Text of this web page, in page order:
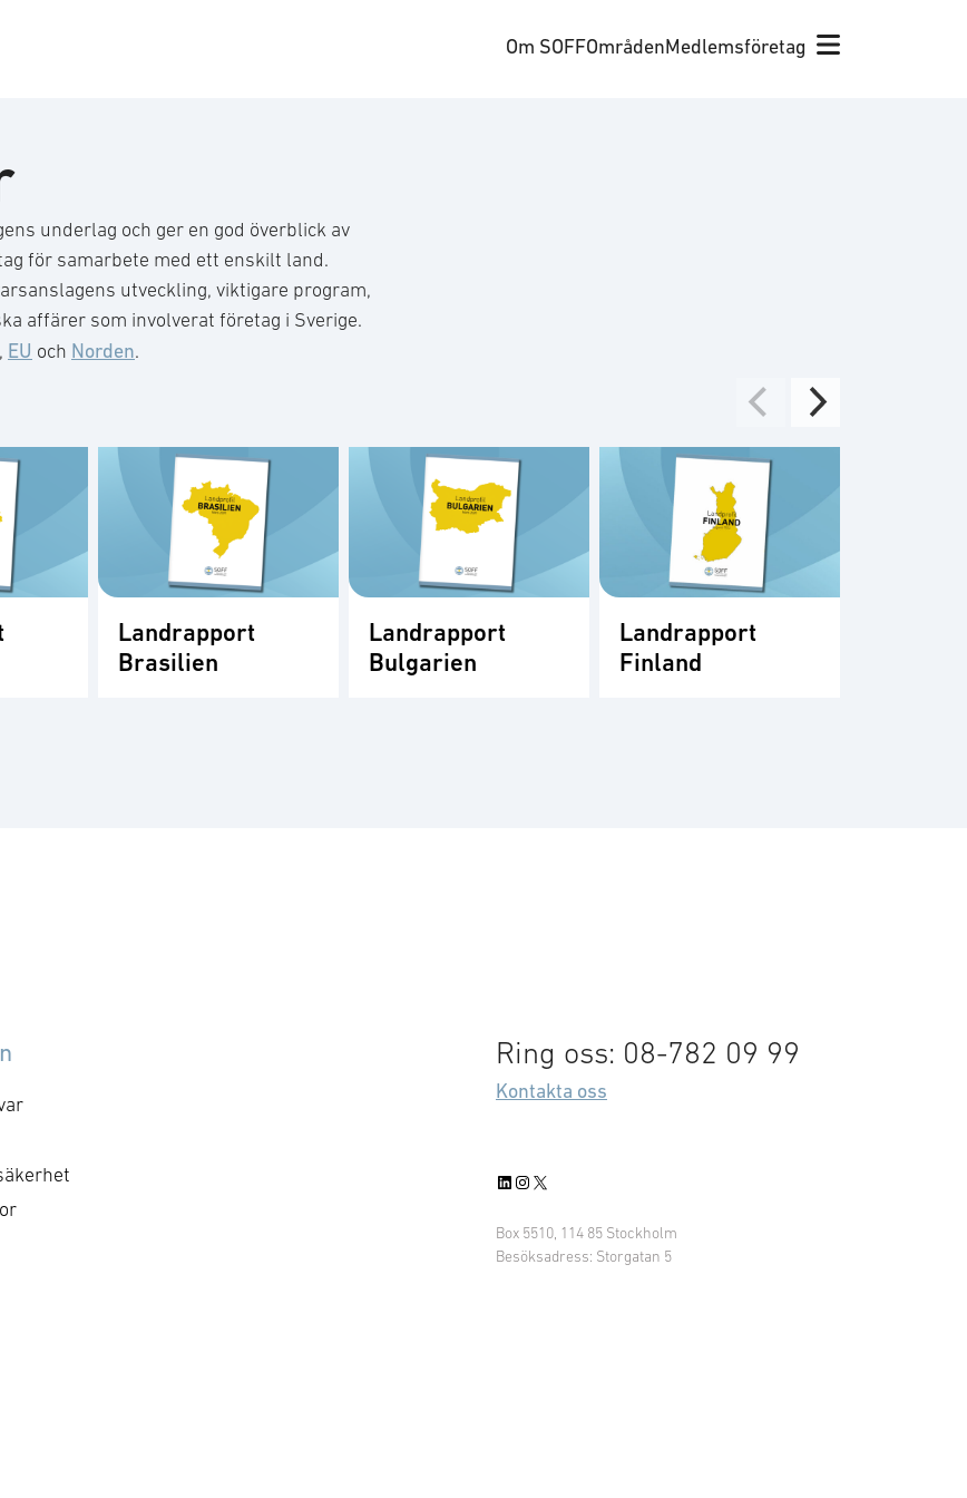
Om SOFFOmrådenMedlemsföretag
underlag och ger en god överblick av
för samarbete med ett enskilt land.
utveckling, viktigare program,
affärer som involverat företag i Sverige.
, EU och Norden.
Landrapport
Brasilien
Landrapport
Bulgarien
Landrapport
Finland
Ring oss: 08-782 09 99
Kontakta oss
LinkedIn
Instagram
X
Box 5510, 114 85 Stockholm
Besöksadress: Storgatan 5